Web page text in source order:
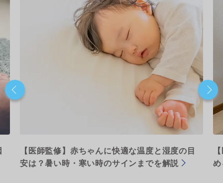
【医師監修】赤ちゃんに快適な温度と湿度の目
安は？暑い時・寒い時のサインまでを解説